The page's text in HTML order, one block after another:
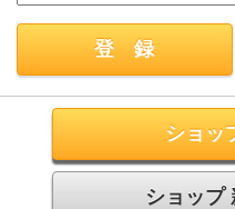
ショッ
ショップ